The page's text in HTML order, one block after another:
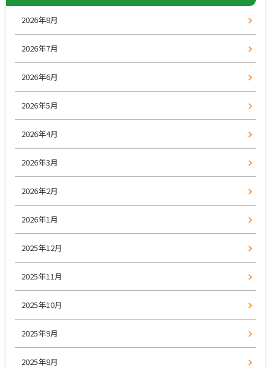
2026年8月
2026年7月
2026年6月
2026年5月
2026年4月
2026年3月
2026年2月
2026年1月
2025年12月
2025年11月
2025年10月
2025年9月
2025年8月